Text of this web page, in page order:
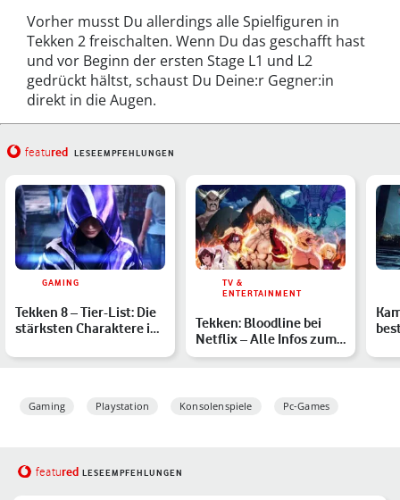
Vorher musst Du allerdings alle Spielfiguren in
Tekken 2 freischalten. Wenn Du das geschafft hast
und vor Beginn der ersten Stage L1 und L2
gedrückt hältst, schaust Du Deine:r Gegner:in
direkt in die Augen.
featured LESEEMPFEHLUNGEN
GAMING
Tekken 8 – Tier-List: Die
stärksten Charaktere im
TV &
ENTERTAINMENT
Tekken: Bloodline bei
Netflix – Alle Infos zum
Videospiel-Kampfsp…
Gaming Playstation Konsolenspiele Pc-Games
featured LESEEMPFEHLUNGEN